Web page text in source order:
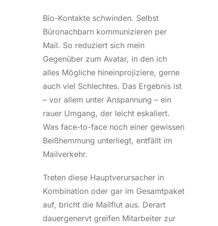
Bio-Kontakte schwinden. Selbst
Büronachbarn kommunizieren per
Mail. So reduziert sich mein
Gegenüber zum Avatar, in den ich
alles Mögliche hineinprojiziere, gerne
auch viel Schlechtes. Das Ergebnis ist
– vor allem unter Anspannung – ein
rauer Umgang, der leicht eskaliert.
Was face-to-face noch einer gewissen
Beißhemmung unterliegt, entfällt im
Mailverkehr.
Treten diese Hauptverursacher in
Kombination oder gar im Gesamtpaket
auf, bricht die Mailflut aus. Derart
dauergenervt greifen Mitarbeiter zur